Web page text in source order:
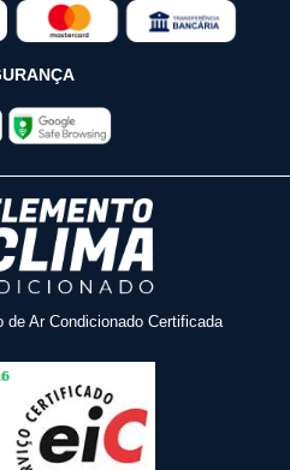
de Ar Condicionado Certificada